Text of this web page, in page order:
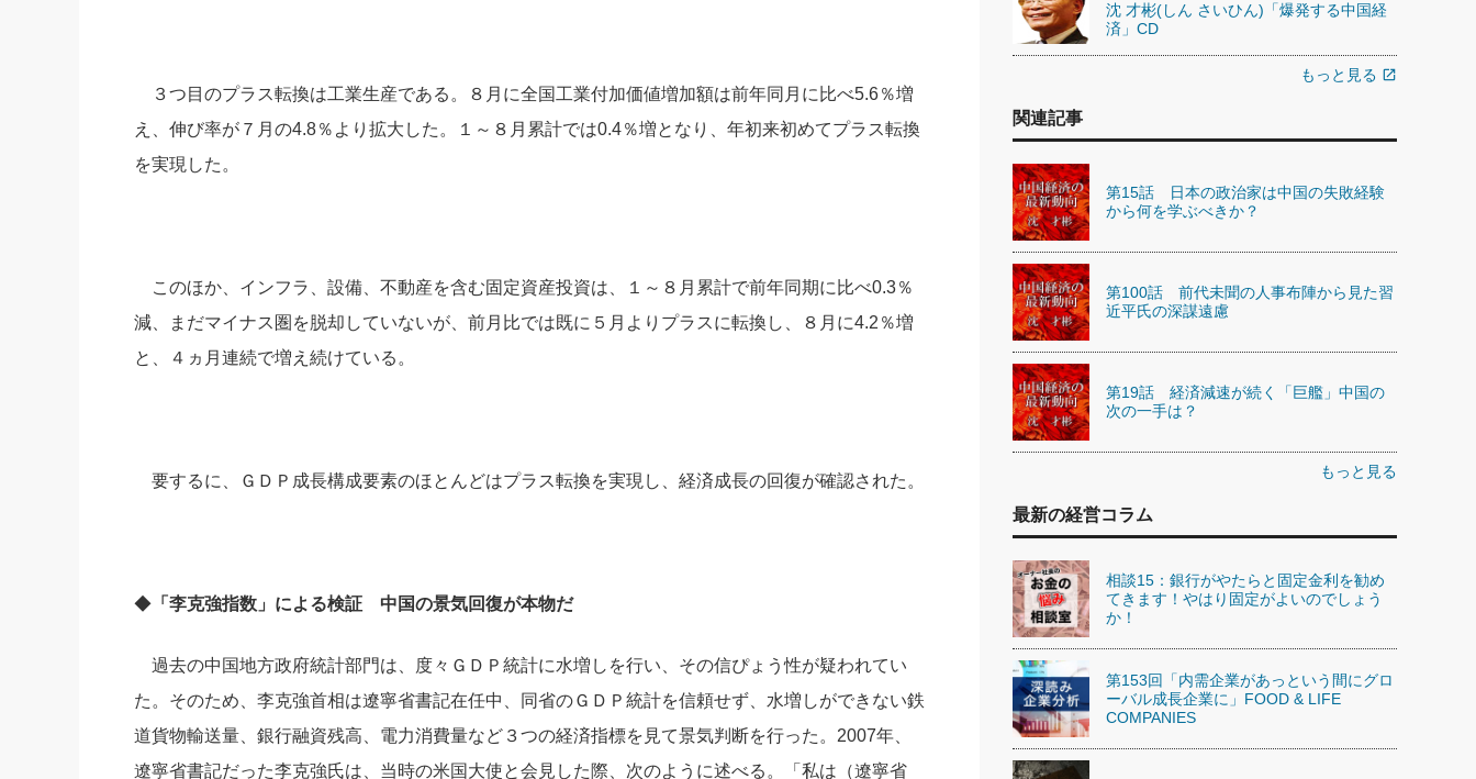
３つ目のプラス転換は工業生産である。８月に全国工業付加価値増加額は前年同月に比べ5.6％増
え、伸び率が７月の4.8％より拡大した。１～８月累計では0.4％増となり、年初来初めてプラス転換
を実現した。
このほか、インフラ、設備、不動産を含む固定資産投資は、１～８月累計で前年同期に比べ0.3％
減、まだマイナス圏を脱却していないが、前月比では既に５月よりプラスに転換し、８月に4.2％増
と、４ヵ月連続で増え続けている。
要するに、ＧＤＰ成長構成要素のほとんどはプラス転換を実現し、経済成長の回復が確認された。
◆ 「李克強指数」による検証 中国の景気回復が本物だ
過去の中国地方政府統計部門は、度々ＧＤＰ統計に水増しを行い、その信ぴょう性が疑われてい
た。そのため、李克強首相は遼寧省書記在任中、同省のＧＤＰ統計を信頼せず、水増しができない鉄
道貨物輸送量、銀行融資残高、電力消費量など３つの経済指標を見て景気判断を行った。2007年、
遼寧省書記だった李克強氏は、当時の米国大使と会見した際、次のように述べる。「私は（遼寧省
沈 才彬(しん さいひん)「爆発する中国経
済」CD
もっと見る open_in_new
関連記事
第15話 日本の政治家は中国の失敗経験
から何を学ぶべきか？
第100話 前代未聞の人事布陣から見た習
近平氏の深謀遠慮
第19話 経済減速が続く「巨艦」中国の
次の一手は？
もっと見る
最新の経営コラム
相談15：銀行がやたらと固定金利を勧め
てきます！やはり固定がよいのでしょう
か！
第153回「内需企業があっという間にグロ
ーバル成長企業に」FOOD & LIFE
COMPANIES